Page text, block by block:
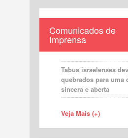
Comunicados de
Imprensa
Tabus israelenses
quebrados para uma
sincera e aberta
Veja Mais (+)